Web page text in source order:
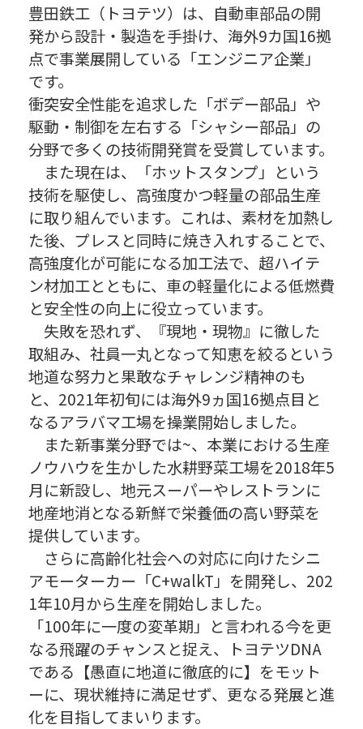
豊田鉄工（トヨテツ）は、自動車部品の開
発から設計・製造を手掛け、海外9カ国16拠
点で事業展開している「エンジニア企業」
です。
衝突安全性能を追求した「ボデー部品」や
駆動・制御を左右する「シャシー部品」の
分野で多くの技術開発賞を受賞しています。
また現在は、「ホットスタンプ」という
技術を駆使し、高強度かつ軽量の部品生産
に取り組んでいます。これは、素材を加熱し
た後、プレスと同時に焼き入れすることで、
高強度化が可能になる加工法で、超ハイテ
ン材加工とともに、車の軽量化による低燃費
と安全性の向上に役立っています。
失敗を恐れず、『現地・現物』に徹した
取組み、社員一丸となって知恵を絞るという
地道な努力と果敢なチャレンジ精神のも
と、2021年初旬には海外9ヵ国16拠点目と
なるアラバマ工場を操業開始しました。
また新事業分野では~、本業における生産
ノウハウを生かした水耕野菜工場を2018年5
月に新設し、地元スーパーやレストランに
地産地消となる新鮮で栄養価の高い野菜を
提供しています。
さらに高齢化社会への対応に向けたシニ
アモーターカー「C+walkT」を開発し、202
1年10月から生産を開始しました。
「100年に一度の変革期」と言われる今を更
なる飛躍のチャンスと捉え、トヨテツDNA
である【愚直に地道に徹底的に】をモット
ーに、現状維持に満足せず、更なる発展と進
化を目指してまいります。